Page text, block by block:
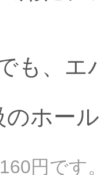
も、エ
のホー
円です